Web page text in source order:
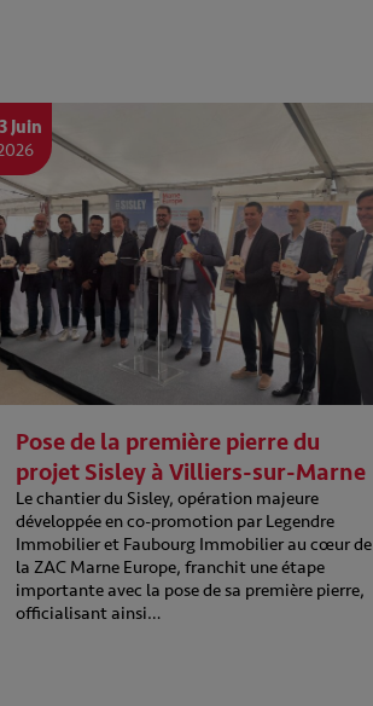
Juin
Pose de la première pierre du
projet Sisley à Villiers-sur-Marne
Le chantier du Sisley, opération majeure
développée en co-promotion par Legendre
Immobilier et Faubourg Immobilier au cœur de
la ZAC Marne Europe, franchit une étape
importante avec la pose de sa première pierre,
officialisant ainsi…